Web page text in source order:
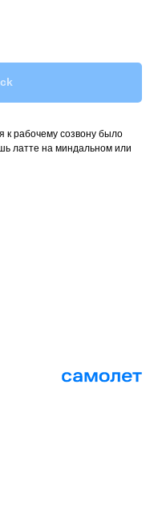
к рабочему созвону было
латте на миндальном или